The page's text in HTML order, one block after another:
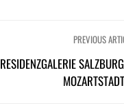
PREVIOUS
RESIDENZGALERIE